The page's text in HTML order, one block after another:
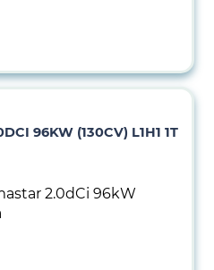
96KW (130CV) L1H1 1T